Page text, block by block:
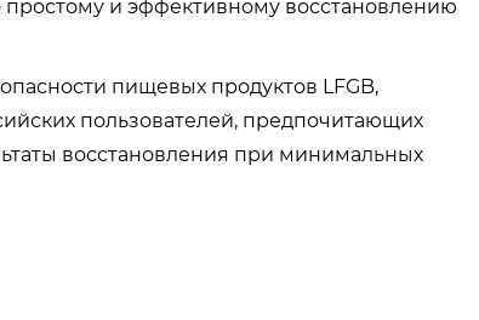
и эффективному восстановлению
пищевых продуктов LFGB,
пользователей, предпочитающих
восстановления при минимальных